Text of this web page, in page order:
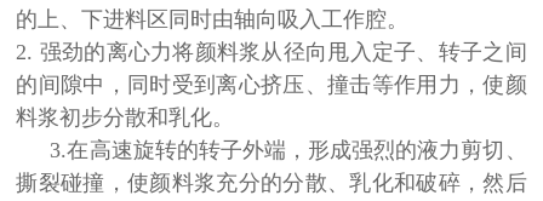
的上、下进料区同时由轴向吸入工作腔。
2. 强劲的离心力将颜料浆从径向甩入定子、转子之间
的间隙中，同时受到离心挤压、撞击等作用力，使颜
料浆初步分散和乳化。
3.在高速旋转的转子外端，形成强烈的液力剪切、
撕裂碰撞，使颜料浆充分的分散、乳化和破碎，然后